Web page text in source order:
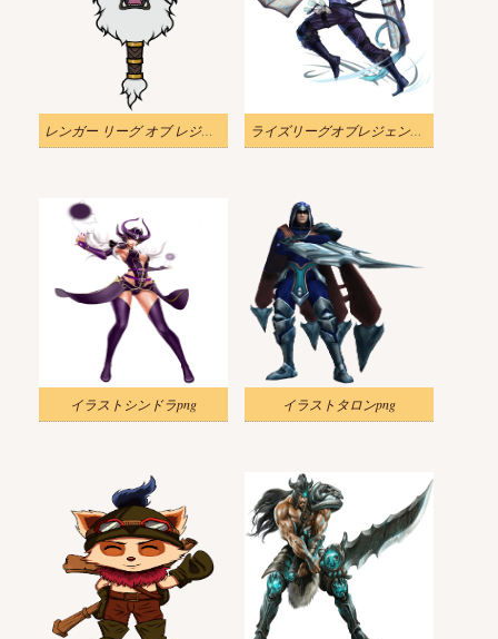
レンガー リーグ オブ レジェンドの透明なイラスト ライズリーグオブレジェンドのイラスト
イラストシンドラpng イラストタロンpng